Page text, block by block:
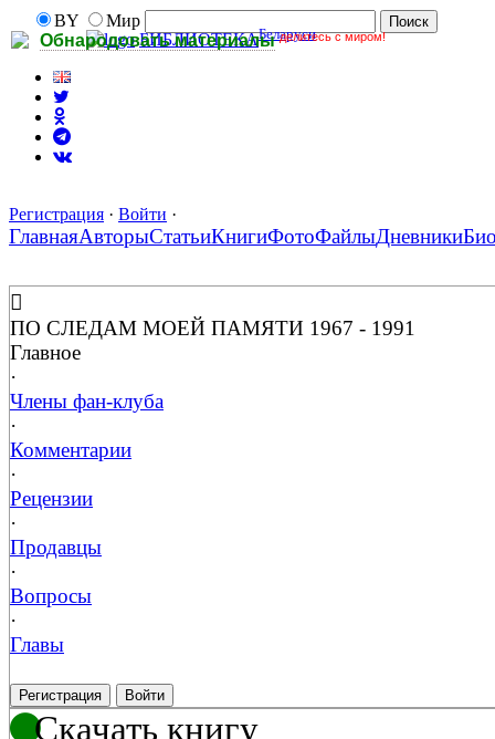
Обнародовать материалы делитесь с миром!
BY
Мир
БИБЛИОТЕКАБеларуси
Регистрация · Войти ·
ГлавнаяАвторыСтатьиКнигиФотоФайлыДневники
ПО СЛЕДАМ МОЕЙ ПАМЯТИ 1967 - 1991
Главное
·
Члены фан-клуба
·
Комментарии
·
Рецензии
·
Продавцы
·
Вопросы
·
Главы
Регистрация Войти
Скачать книгу